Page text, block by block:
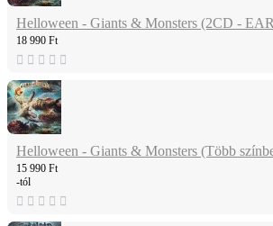
Helloween - Giants & Monsters (2CD -
18 990 Ft
Helloween - Giants & Monsters (Több
15 990 Ft
-tól